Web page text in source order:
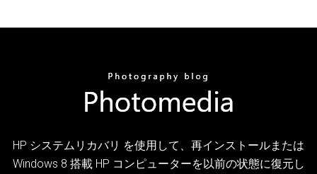
HP システムリカバリ を使用して、再インストールまたは
Windows 8 搭載 HP コンピューターを以前の状態に復元し